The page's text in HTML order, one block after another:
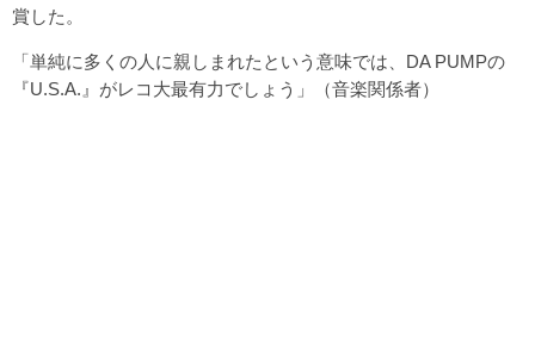
賞した。
「単純に多くの人に親しまれたという意味では、DA PUMPの
『U.S.A.』がレコ大最有力でしょう」（音楽関係者）